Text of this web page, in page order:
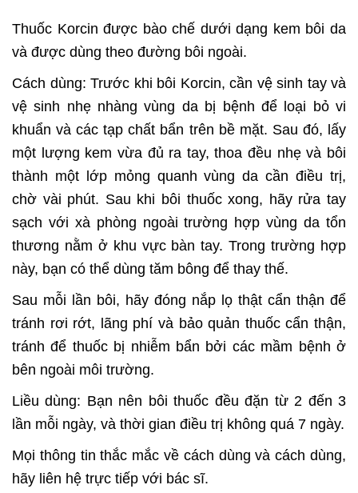
Thuốc Korcin được bào chế dưới dạng kem bôi da
và được dùng theo đường bôi ngoài.
Cách dùng: Trước khi bôi Korcin, cần vệ sinh tay và
vệ sinh nhẹ nhàng vùng da bị bệnh để loại bỏ vi
khuẩn và các tạp chất bẩn trên bề mặt. Sau đó, lấy
một lượng kem vừa đủ ra tay, thoa đều nhẹ và bôi
thành một lớp mỏng quanh vùng da cần điều trị,
chờ vài phút. Sau khi bôi thuốc xong, hãy rửa tay
sạch với xà phòng ngoài trường hợp vùng da tổn
thương nằm ở khu vực bàn tay. Trong trường hợp
này, bạn có thể dùng tăm bông để thay thế.
Sau mỗi lần bôi, hãy đóng nắp lọ thật cẩn thận để
tránh rơi rớt, lãng phí và bảo quản thuốc cẩn thận,
tránh để thuốc bị nhiễm bẩn bởi các mầm bệnh ở
bên ngoài môi trường.
Liều dùng: Bạn nên bôi thuốc đều đặn từ 2 đến 3
lần mỗi ngày, và thời gian điều trị không quá 7 ngày.
Mọi thông tin thắc mắc về cách dùng và cách dùng,
hãy liên hệ trực tiếp với bác sĩ.